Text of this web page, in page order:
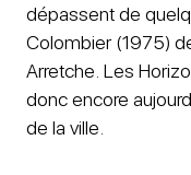
dépassent de
Colombier (1975)
Arretche. Les
donc encore
de la ville.